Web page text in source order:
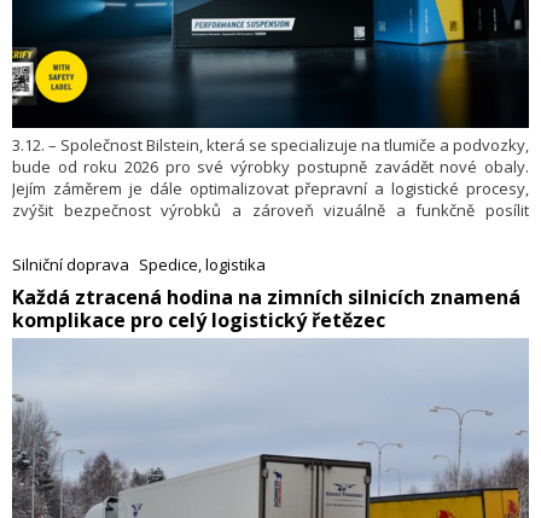
3.12. – Společnost Bilstein, která se specializuje na tlumiče a podvozky,
bude od roku 2026 pro své výrobky postupně zavádět nové obaly.
Jejím záměrem je dále optimalizovat přepravní a logistické procesy,
zvýšit bezpečnost výrobků a zároveň vizuálně a funkčně posílit
Silniční doprava Spedice, logistika
​Každá ztracená hodina na zimních silnicích znamená
komplikace pro celý logistický řetězec